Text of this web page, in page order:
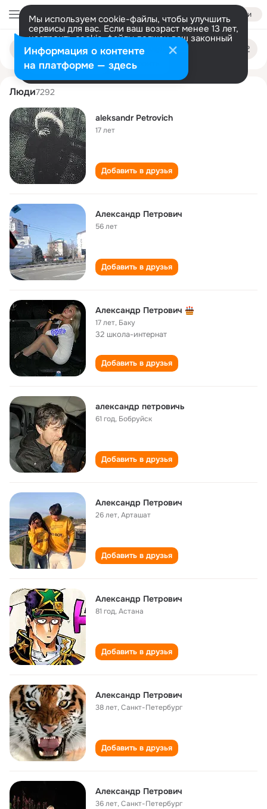
Войти
Мы используем cookie-файлы, чтобы улучшить
сервисы для вас. Если ваш возраст менее 13 лет,
настроить cookie-файлы должен ваш законный
представитель. Больше информации
Разрешить все Настроить
Поиск
людям
aleksandr petrovich
Люди7292
aleksandr Petrovich
17 лет
Добавить в друзья
Александр Петрович
56 лет
Добавить в друзья
Александр Петрович
17 лет, Баку
32 школа-интернат
Добавить в друзья
александр петровичь
61 год, Бобруйск
Добавить в друзья
Александр Петрович
26 лет,Арташат
Добавить в друзья
Александр Петрович
81 год,Астана
Добавить в друзья
Александр Петрович
38 лет,Санкт-Петербург
Добавить в друзья
Александр Петрович
36 лет,Санкт-Петербург
Информация о контенте
на платформе — здесь